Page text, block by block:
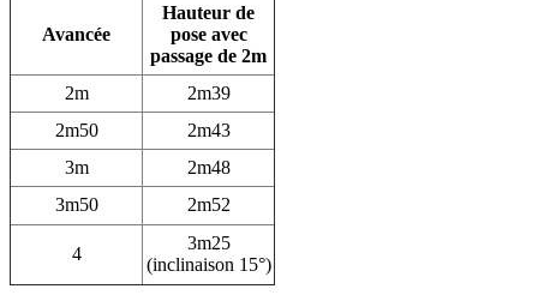
Avancée
Hauteur de
pose avec
passage de 2m
2m
2m39
2m50
2m43
3m
2m48
3m50
2m52
4
3m25
(inclinaison 15°)